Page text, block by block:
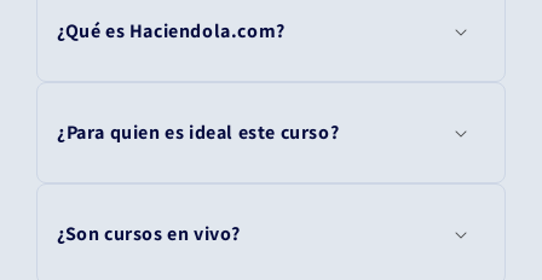
¿Qué es Haciendola.com?
¿Para quien es ideal este curso?
¿Son cursos en vivo?